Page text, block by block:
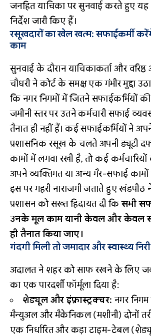
जनहित याचिका पर सुनवाई करते हुए यह
निर्देश जारी किए हैं।
रसूखदारों का खेल खत्म: सफाईकर्मी
काम
सुनवाई के दौरान याचिकाकर्ता और
चौधरी ने कोर्ट के समक्ष एक गंभीर मुद्दा
कि नगर निगमों में जितने सफाईकर्मियों
जमीनी स्तर पर उतने कर्मचारी सफाई
तैनात ही नहीं हैं। कई सफाईकर्मियों ने
प्रशासनिक रसूख के चलते अपनी ड्यूटी
कामों में लगवा रखी है, तो कई
अपने व्यक्तिगत या अन्य गैर-सफाई कामों
इस पर गहरी नाराजगी जताते हुए खंडपीठ
प्रशासन को सख्त हिदायत दी किसभी
उनके मूल काम यानी केवल और केवल
ही तैनात किया जाए।
गंदगी मिली तो जमादार और स्वास्थ्य
अदालत ने शहर को साफ रखने के लिए
का एक पारदर्शी फॉर्मूला दिया है:
शेड्यूल और इंफ्रास्ट्रक्चर: नगर
मैन्युअल और मैकेनिकल (मशीनी) दोनों
एक निर्धारित और कड़ा टाइम-टेबल